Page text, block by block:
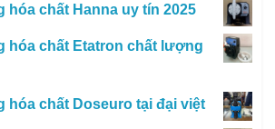
hóa chất Hanna uy tín 2025
hóa chất Etatron chất lượng
hóa chất Doseuro tại đại việt